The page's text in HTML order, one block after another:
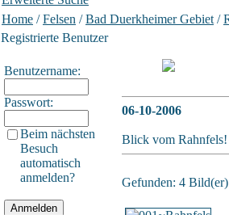
Home /Felsen /Bad Duerkheimer Gebiet /
Registrierte Benutzer
Benutzername:
Passwort:
Beim nächsten
Besuch
automatisch
anmelden?
06-10-2006
Blick vom
Gefunden: 4